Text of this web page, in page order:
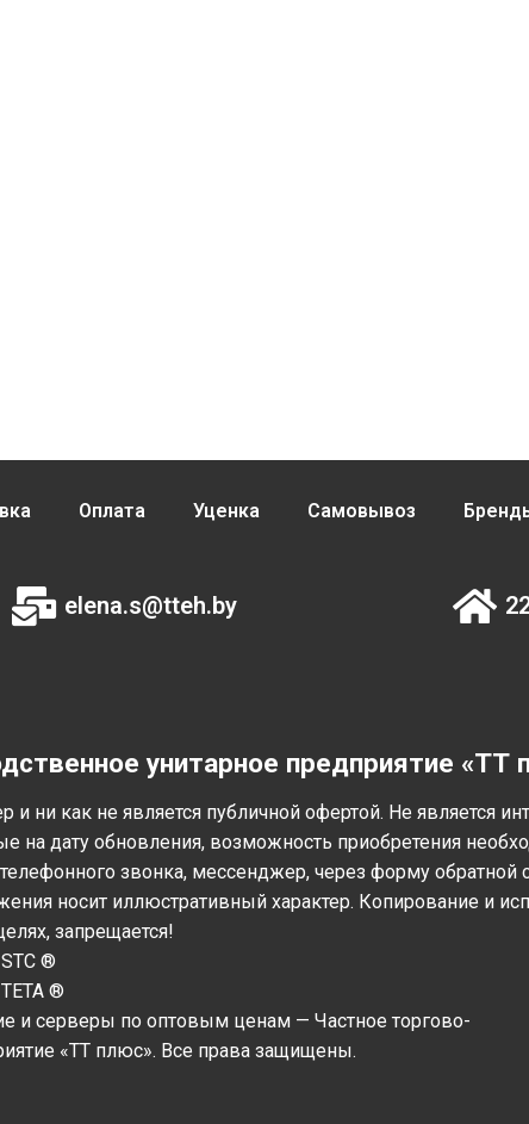
Оплата Уценка Самовывоз
elena.s@tteh.by
унитарное предприятие «ТТ
и ни как не является публичной офертой. Не является
на дату обновления, возможность приобретения
звонка, мессенджер, через форму обратной
носит иллюстративный характер. Копирование и
запрещается!
®
®
серверы по оптовым ценам — Частное торгово-
«ТТ плюс». Все права защищены.